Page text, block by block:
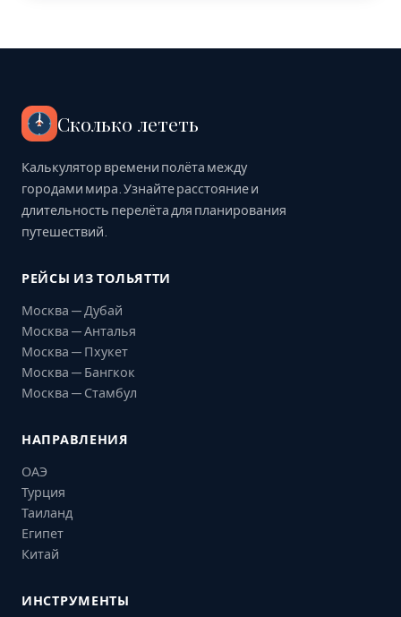
Сколько лететь
Калькулятор времени полёта между
городами мира. Узнайте расстояние и
длительность перелёта для планирования
путешествий.
РЕЙСЫ ИЗ ТОЛЬЯТТИ
Москва — Дубай
Москва — Анталья
Москва — Пхукет
Москва — Бангкок
Москва — Стамбул
НАПРАВЛЕНИЯ
ОАЭ
Турция
Таиланд
Египет
Китай
ИНСТРУМЕНТЫ